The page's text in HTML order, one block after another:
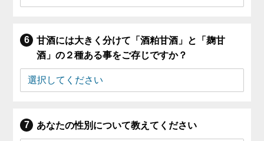
甘酒には大きく分けて「酒粕甘酒」と「麹甘
酒」の２種ある事をご存じですか？
あなたの性別について教えてください